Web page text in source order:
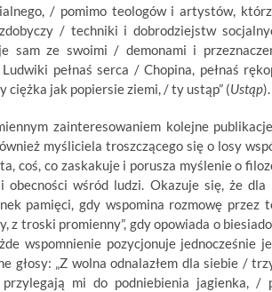
/ pomimo teologów i artystów,
/ techniki i dobrodziejstw
sam ze swoimi / demonami i
pełnaś serca / Chopina, pełnaś
ciężka jak popiersie ziemi, / ty ustąp” (Ustąp).
zainteresowaniem kolejne
myśliciela troszczącego się o losy
coś, co zaskakuje i porusza myślenie o
obecności wśród ludzi. Okazuje się, że
pamięci, gdy wspomina rozmowę przez
z troski promienny”, gdy opowiada o
wspomnienie pozycjonuje jednocześnie
głosy: „Z wolna odnalazłem dla siebie /
mi do podniebienia jagienka, /